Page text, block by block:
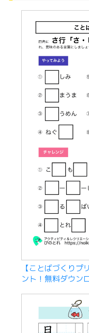
【ことばづくりプ
ント！無料ダウン